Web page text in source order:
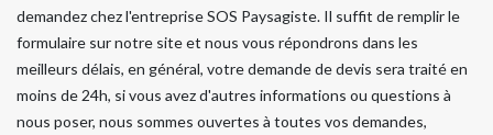
demandez chez l'entreprise SOS Paysagiste. Il suffit de remplir le
formulaire sur notre site et nous vous répondrons dans les
meilleurs délais, en général, votre demande de devis sera traité en
moins de 24h, si vous avez d'autres informations ou questions à
nous poser, nous sommes ouvertes à toutes vos demandes,